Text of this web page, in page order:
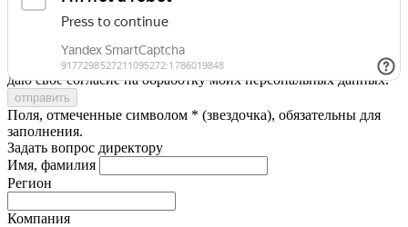
Я принимаю условияПолитики конфиденциальности
даю свое согласие на обработку моих персональных данных.
Поля, отмеченные символом * (звездочка), обязательны для
заполнения.
Задать вопрос директору
Имя, фамилия
Регион
Компания